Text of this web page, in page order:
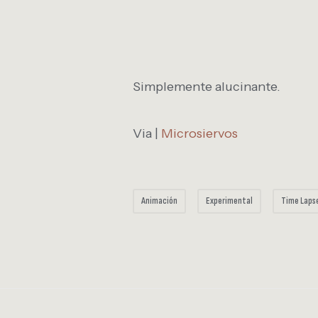
Simplemente alucinante.
Via | Microsiervos
Animación Experimental Time